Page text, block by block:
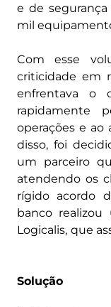
e de
mil
Com esse
criticidade em
enfrentava o
rapidamente
operações e ao
disso, foi
um parceiro
atendendo os
rígido acordo
banco realizou
Logicalis, que
Solução